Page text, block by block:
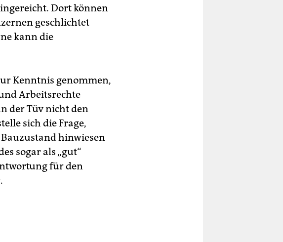
Dort können
geschlichtet
kann die
Kenntnis genommen,
Arbeitsrechte
der Tüv nicht den
sich die Frage,
hinwiesen
sogar als „gut“
für den